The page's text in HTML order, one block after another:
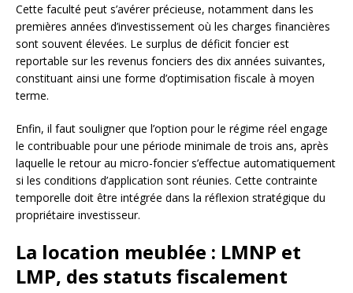
Cette faculté peut s’avérer précieuse, notamment dans les
premières années d’investissement où les charges financières
sont souvent élevées. Le surplus de déficit foncier est
reportable sur les revenus fonciers des dix années suivantes,
constituant ainsi une forme d’optimisation fiscale à moyen
terme.
Enfin, il faut souligner que l’option pour le régime réel engage
le contribuable pour une période minimale de trois ans, après
laquelle le retour au micro-foncier s’effectue automatiquement
si les conditions d’application sont réunies. Cette contrainte
temporelle doit être intégrée dans la réflexion stratégique du
propriétaire investisseur.
La location meublée : LMNP et
LMP, des statuts fiscalement